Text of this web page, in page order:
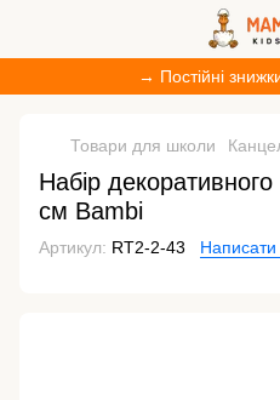
→ Постійні
Товари для школи
Набір
см Bambi
Артикул: RT2-2-43 Написати